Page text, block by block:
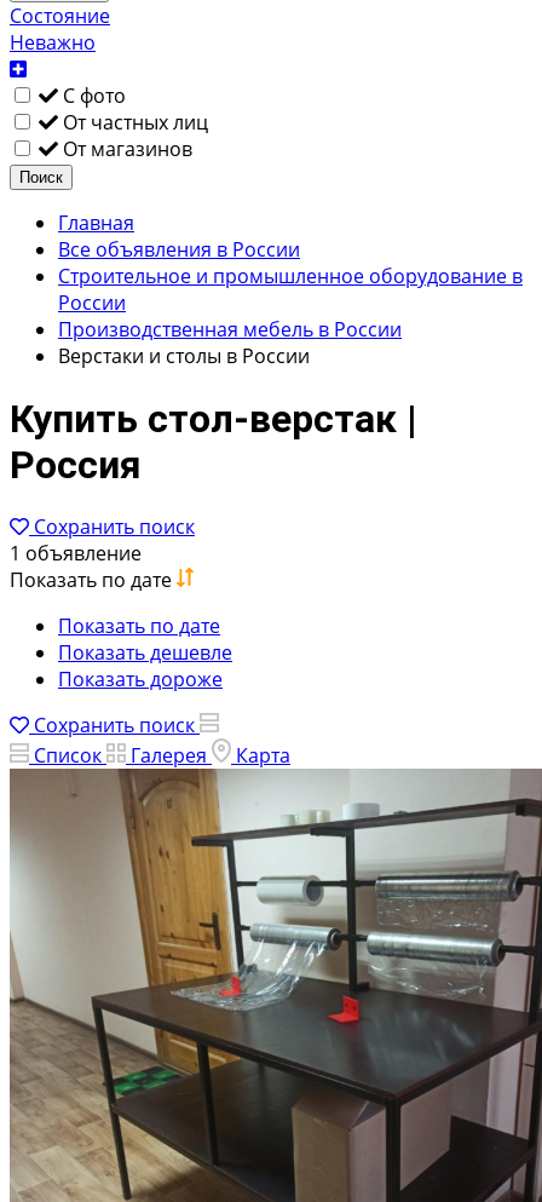
Состояние
Неважно
С фото
От частных лиц
От магазинов
Поиск
Главная
Все объявления в России
Строительное и промышленное оборудование в
России
Производственная мебель в России
Верстаки и столы в России
Купить стол-верстак |
Россия
Сохранить поиск
1 объявление
Показать по дате
Показать по дате
Показать дешевле
Показать дороже
Сохранить поиск
Список
Галерея Карта